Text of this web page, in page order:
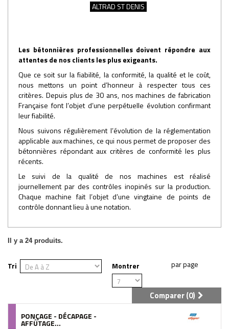
ALTRAD ST DENIS
Les bétonnières professionnelles doivent répondre aux
attentes de nos clients les plus exigeants.
Que ce soit sur la fiabilité, la conformité, la qualité et le coût,
nous mettons un point d’honneur à respecter tous ces
critères. Depuis plus de 30 ans, nos machines de fabrication
Française font l’objet d’une perpétuelle évolution confirmant
leur fiabilité.
Nous suivons régulièrement l’évolution de la réglementation
applicable aux machines, ce qui nous permet de proposer des
bétonnières répondant aux critères de conformité les plus
récents.
Le suivi de la qualité de nos machines est réalisé
journellement par des contrôles inopinés sur la production.
Chaque machine fait l’objet d’une vingtaine de points de
contrôle donnant lieu à une notation.
Il y a 24 produits.
Tri Montrer
Comparer (0)
PONÇAGE - DÉCAPAGE -
AFFÛTAGE...